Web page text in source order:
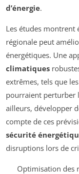
d’énergie.
Les études montrent
régionale peut
énergétiques. Une
climatiques
extrêmes, tels que
pourraient perturber
ailleurs, développer
compte de ces
sécurité
disruptions lors de
Optimisation des